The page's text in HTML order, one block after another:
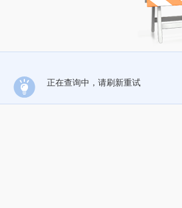
正在查询中，请刷新重试